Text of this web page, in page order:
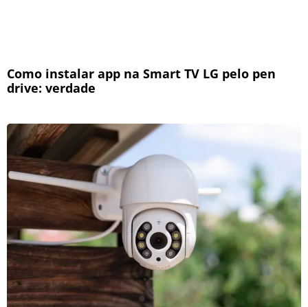
Como instalar app na Smart TV LG pelo pen
drive: verdade